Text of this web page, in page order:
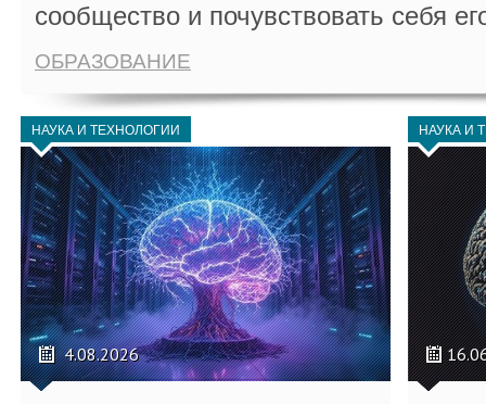
сообщество и почувствовать себя
ОБРАЗОВАНИЕ
НАУКА И ТЕХНОЛОГИИ
4.08.2026
НАУКА И